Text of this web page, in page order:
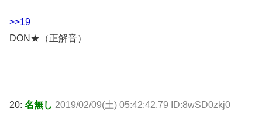
>>19
DON★（正解音）
20: 名無し 2019/02/09(土) 05:42:42.79 ID:8wSD0zkj0